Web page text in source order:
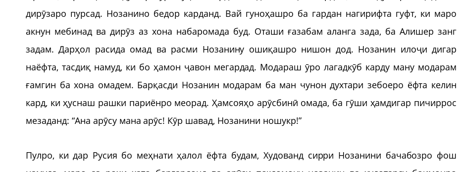
дирӯзаро пурсад. Нозанино бедор карданд. Вай гуноҳашро ба гардан нагирифта гуфт, ки маро
акнун мебинад ва дирӯз аз хона набаромада буд. Оташи ғазабам аланга зада, ба Алишер занг
задам. Дарҳол расида омад ва расми Нозанину ошиқашро нишон дод. Нозанин илоҷи дигар
наёфта, тасдиқ намуд, ки бо ҳамон ҷавон мегардад. Модараш ӯро лагадкӯб карду ману модарам
ғамгин ба хона омадем. Барқасди Нозанин модарам ба ман чунон духтари зебоеро ёфта келин
кард, ки ҳуснаш рашки париёнро меорад. Ҳамсояҳо арӯсбинӣ омада, ба гӯши ҳамдигар пичиррос
мезаданд: “Ана арӯсу мана арӯс! Кӯр шавад, Нозанини ношукр!”
Пулро, ки дар Русия бо меҳнати ҳалол ёфта будам, Худованд сирри Нозанини бачабозро фош